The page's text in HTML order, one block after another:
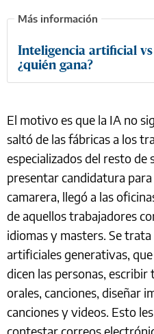
Inteligencia artificial
¿quién gana?
El motivo es que la IA no
saltó de las fábricas a los
especializados del resto de
presentar candidatura
camarera, llegó a las
de aquellos trabajadores
idiomas y masters. Se
artificiales generativas,
dicen las personas,
orales, canciones, diseñar
canciones y videos. Esto